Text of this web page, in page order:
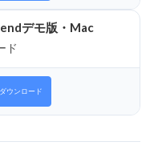
デモ版・Mac
ド
ダウンロード